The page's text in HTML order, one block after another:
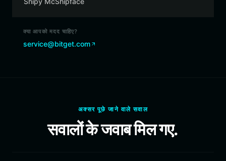
क्या आपको मदद चाहिए?
service@bitget.com
अक्सर पूछे जाने वाले सवाल
सवालों के जवाब मिल गए.